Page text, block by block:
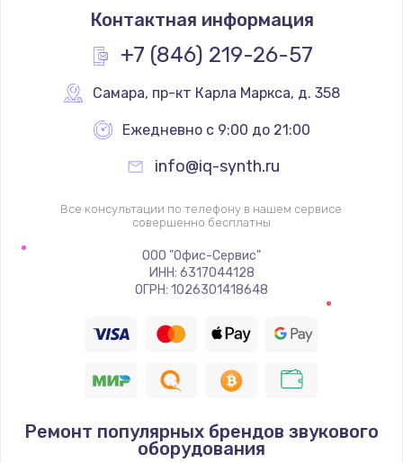
900 руб.
Заказать
900 руб.
Заказать
Не работает
Заказать
880 руб.
Заказать
Программный ремонт/прошивка
390 руб.
Контактная информация
+7 (846) 219-26-57
Самара, пр-кт Карла Маркса, д. 358
Ежедневно с 9:00 до 21:00
info@iq-synth.ru
Все консультации по телефону в нашем сервисе
совершенно бесплатны
ООО "Офис-Сервис"
ИНН: 6317044128
ОГРН: 1026301418648
Ремонт популярных брендов звукового
оборудования